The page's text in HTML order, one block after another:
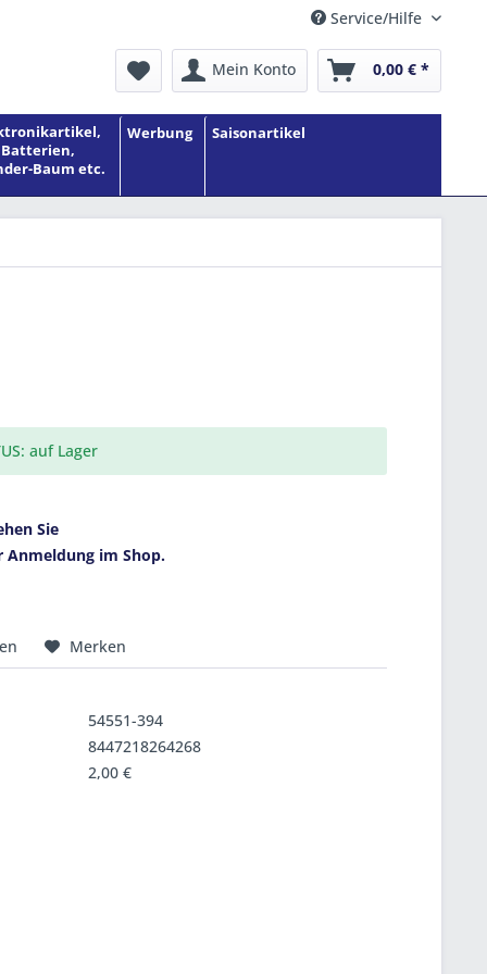
Service/Hilfe
Mein Konto 0,00 € *
Batterien,
Baum etc.
Werbung Saisonartikel
auf Lager
Sie
Anmeldung im Shop.
Merken
54551-394
8447218264268
2,00 €